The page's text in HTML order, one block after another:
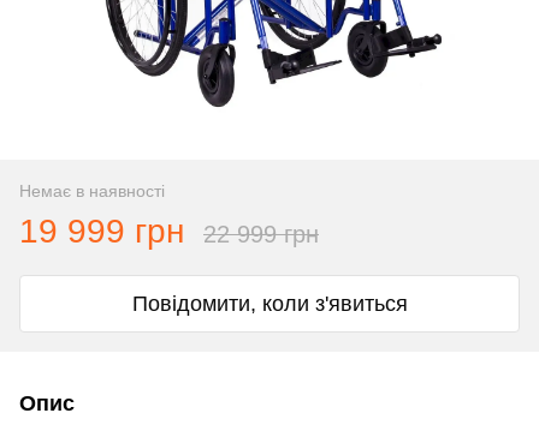
Немає в наявності
19 999 грн 22 999 грн
Повідомити, коли з'явиться
Опис